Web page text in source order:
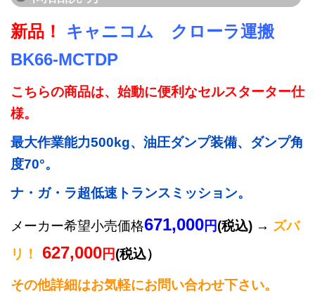
新品！
キャニコム クローラ運搬
BK66-MCTDP
こちらの商品は、始動に便利なセルスターター仕
様。
最大作業能力500kg、油圧ダンプ装備、ダンプ角
度70°。
ナ・ガ・ラ超低速トランスミッション。
メーカー希望小売価格671,000円(税込) → ズバ
リ！
627,000円(税込）
その他詳細はお気軽にお問い合わせ下さい。